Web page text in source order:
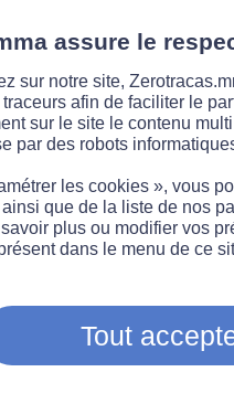
l'attestation
1 et ASSR
assure le
sur notre site,
afin de faciliter le
sur le site le contenu
par des robots
les cookies », vous
que de la liste de nos
plus ou modifier vos
dans le menu de ce
Tout